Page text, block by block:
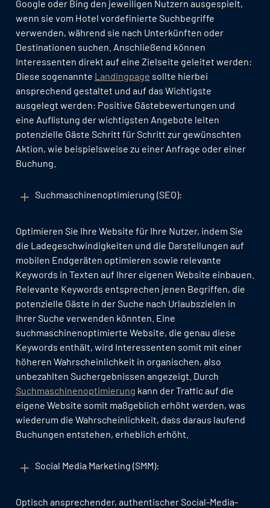
Google oder Bing den jeweiligen Nutzern ausgespielt,
wenn sie vom Hotel vordefinierte Suchbegriffe
verwenden, während sie nach Unterkünften oder
Destinationen suchen. Anschließend können
Interessenten direkt auf eine Zielseite geleitet werden:
Diese sogenannte Landingpage sollte hierbei
ansprechend gestaltet und auf das Wichtigste
ausgelegt werden: Positive Gästebewertungen und
eine Auflistung der wichtigsten Angebote leiten
potenzielle Gäste Schritt für Schritt zur gewünschten
Aktion, wie beispielsweise zu einer Anfrage oder einer
Buchung.
Suchmaschinenoptimierung (SEO):
Optimieren Sie Ihre Website für Ihre Nutzer, indem Sie
die Ladegeschwindigkeiten und die Darstellungen auf
mobilen Endgeräten optimieren sowie relevante
Keywords in Texten auf Ihrer eigenen Website einbauen.
Relevante Keywords entsprechen jenen Begriffen, die
potenzielle Gäste in der Suche nach Urlaubszielen in
Ihrer Suche verwenden könnten. Eine
suchmaschinenoptimierte Website, die genau diese
Keywords enthält, wird Interessenten somit mit einer
höheren Wahrscheinlichkeit in organischen, also
unbezahlten Suchergebnissen angezeigt. Durch
Suchmaschinenoptimierung kann der Traffic auf die
eigene Website somit maßgeblich erhöht werden, was
wiederum die Wahrscheinlichkeit, dass daraus laufend
Buchungen entstehen, erheblich erhöht.
Social Media Marketing (SMM):
Optisch ansprechender, authentischer Social-Media-